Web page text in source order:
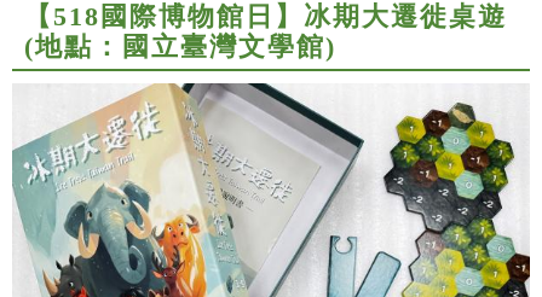
【518國際博物館日】冰期大遷徙桌遊
(地點：國立臺灣文學館)